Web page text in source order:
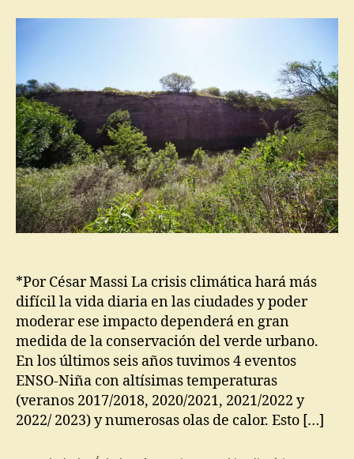
*Por César Massi La crisis climática hará más
difícil la vida diaria en las ciudades y poder
moderar ese impacto dependerá en gran
medida de la conservación del verde urbano.
En los últimos seis años tuvimos 4 eventos
ENSO-Niña con altísimas temperaturas
(veranos 2017/2018, 2020/2021, 2021/2022 y
2022/ 2023) y numerosas olas de calor. Esto […]